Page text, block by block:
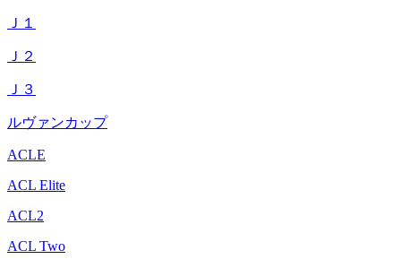
Ｊ１
Ｊ２
Ｊ３
ルヴァンカップ
ACLE
ACL Elite
ACL2
ACL Two